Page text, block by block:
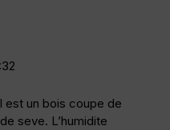
est un bois coupe de
seve. L’humidite